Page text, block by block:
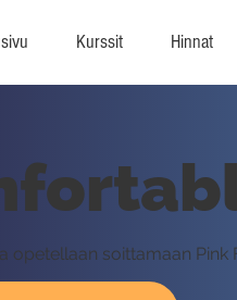
Kurssit Hinnat
opetellaan soittamaan